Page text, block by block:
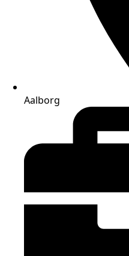
Aalborg